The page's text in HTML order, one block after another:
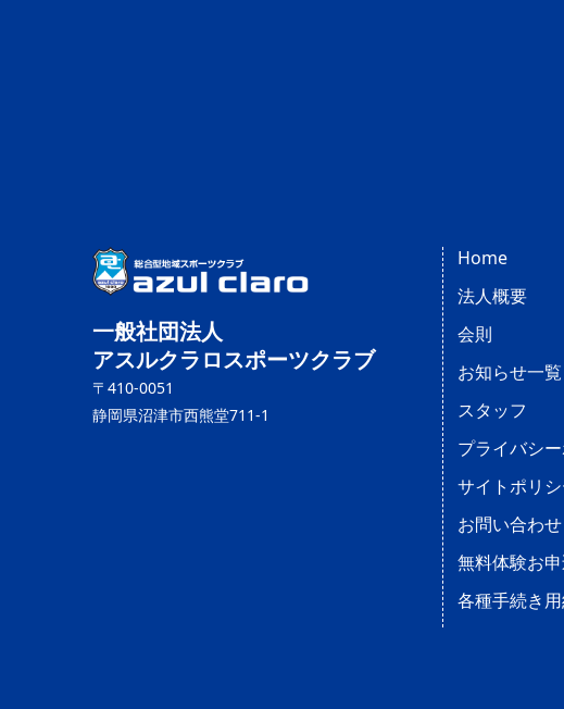
一般社団法人
アスルクラロスポーツクラブ
〒410-0051
静岡県沼津市西熊堂711-1
Home
法人概要
会則
お知らせ一覧
スタッフ
プライバシ
サイトポリ
お問い合わせ
無料体験お
各種手続き